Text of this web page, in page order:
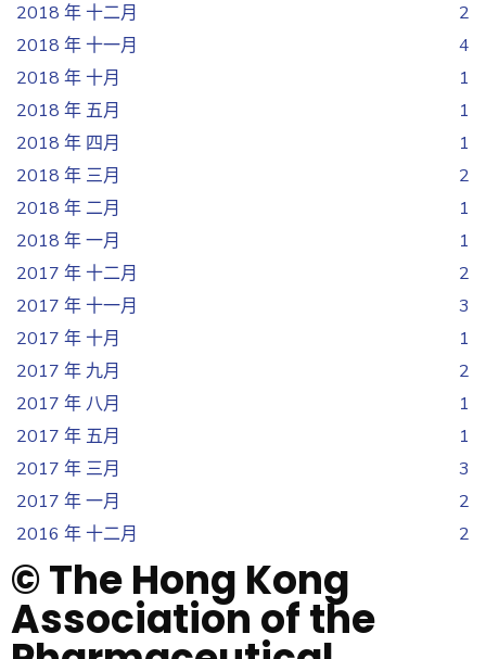
2018 年 十二月
2
2018 年 十一月
4
2018 年 十月
1
2018 年 五月
1
2018 年 四月
1
2018 年 三月
2
2018 年 二月
1
2018 年 一月
1
2017 年 十二月
2
2017 年 十一月
3
2017 年 十月
1
2017 年 九月
2
2017 年 八月
1
2017 年 五月
1
2017 年 三月
3
2017 年 一月
2
2016 年 十二月
2
© The Hong Kong
Association of the